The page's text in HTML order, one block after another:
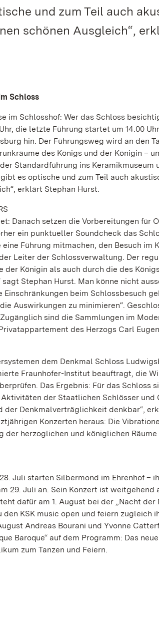
und zum Teil auch
schönen Ausgleich“,
Schloss
im Schlosshof: Wer das Schloss
die letzte Führung startet um 14.00
hin. Der Führungsweg wird an den
des Königs und der Königin –
Standardführung ins Keramikmuseum
es optische und zum Teil auch
erklärt Stephan Hurst.
Danach setzen die Vorbereitungen für
ein punktueller Soundcheck das
Führung mitmachen, den Besuch im
Leiter der Schlossverwaltung. Der
Königin als auch durch die des
Stephan Hurst. Man könne nicht
beim Schlossbesuch
Auswirkungen zu minimieren“.
sind die Sammlungen im
des Herzogs Carl
dem Denkmal Schloss
Fraunhofer-Institut beauftragt, die
Das Ergebnis: Für das Schloss
der Staatlichen Schlösser und
Denkmalverträglichkeit denkbar“,
Konzerten heraus: Die
herzoglichen und königlichen Räume
Juli starten Silbermond im Ehrenhof –
29. Juli an. Sein Konzert ist weitgehend
dafür am 1. August bei der „Nacht der
KSK music open und feiern zugleich
Andreas Bourani und Yvonne
Baroque“ auf dem Programm: Das
zum Tanzen und Feiern.